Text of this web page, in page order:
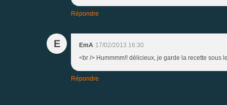
Répondre
E EmA 17/02/2013 16:30
<br /> Hummmm!! délicieux, je garde la recette sous
Répondre